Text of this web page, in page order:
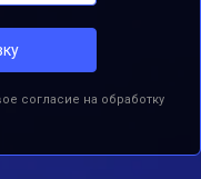
согласие на обработку